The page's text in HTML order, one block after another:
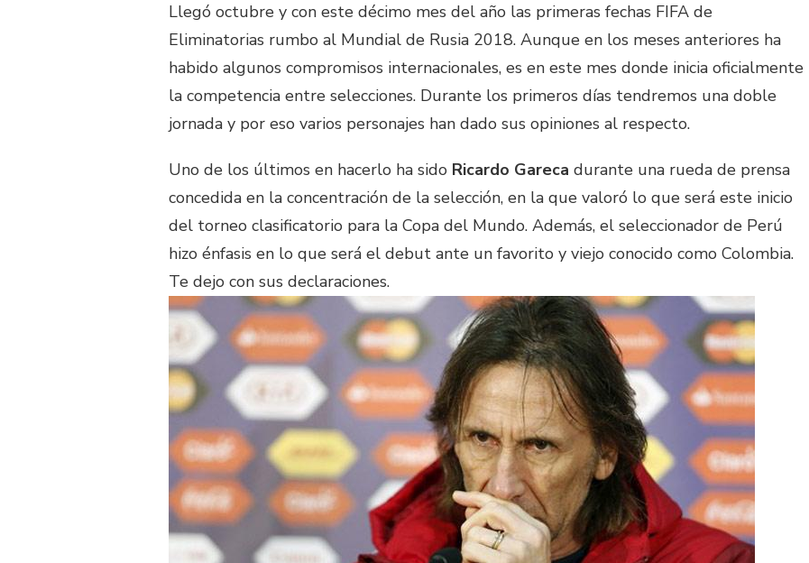
Llegó octubre y con este décimo mes del año las primeras fechas FIFA de
Eliminatorias rumbo al Mundial de Rusia 2018. Aunque en los meses anteriores ha
habido algunos compromisos internacionales, es en este mes donde inicia oficialmente
la competencia entre selecciones. Durante los primeros días tendremos una doble
jornada y por eso varios personajes han dado sus opiniones al respecto.
Uno de los últimos en hacerlo ha sido Ricardo Gareca durante una rueda de prensa
concedida en la concentración de la selección, en la que valoró lo que será este inicio
del torneo clasificatorio para la Copa del Mundo. Además, el seleccionador de Perú
hizo énfasis en lo que será el debut ante un favorito y viejo conocido como Colombia.
Te dejo con sus declaraciones.